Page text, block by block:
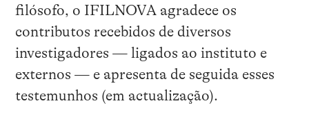
filósofo, o IFILNOVA agradece os
contributos recebidos de diversos
investigadores — ligados ao instituto e
externos — e apresenta de seguida esses
testemunhos (em actualização).